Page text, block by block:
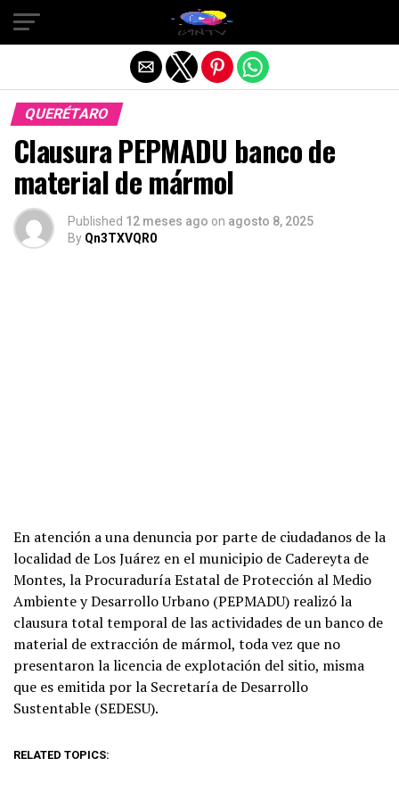
QUERÉTARO
Clausura PEPMADU banco de
material de mármol
Published 12 meses ago on agosto 8, 2025
By Qn3TXVQR0
En atención a una denuncia por parte de ciudadanos de la
localidad de Los Juárez en el municipio de Cadereyta de
Montes, la Procuraduría Estatal de Protección al Medio
Ambiente y Desarrollo Urbano (PEPMADU) realizó la
clausura total temporal de las actividades de un banco de
material de extracción de mármol, toda vez que no
presentaron la licencia de explotación del sitio, misma
que es emitida por la Secretaría de Desarrollo
Sustentable (SEDESU).
RELATED TOPICS:
Salir de la versión móvil